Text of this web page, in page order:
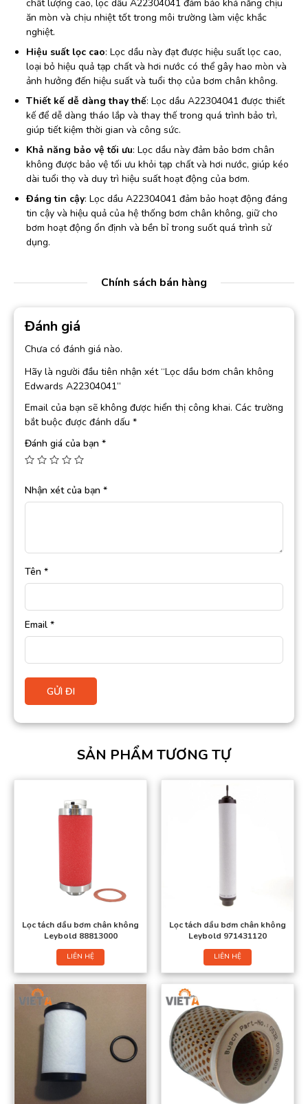
chất lượng cao, lọc dầu A22304041 đảm bảo khả năng chịu
ăn mòn và chịu nhiệt tốt trong môi trường làm việc khắc
nghiệt.
Hiệu suất lọc cao: Lọc dầu này đạt được hiệu suất lọc cao,
loại bỏ hiệu quả tạp chất và hơi nước có thể gây hao mòn và
ảnh hưởng đến hiệu suất và tuổi thọ của bơm chân không.
Thiết kế dễ dàng thay thế: Lọc dầu A22304041 được thiết
kế để dễ dàng tháo lắp và thay thế trong quá trình bảo trì,
giúp tiết kiệm thời gian và công sức.
Khả năng bảo vệ tối ưu: Lọc dầu này đảm bảo bơm chân
không được bảo vệ tối ưu khỏi tạp chất và hơi nước, giúp kéo
dài tuổi thọ và duy trì hiệu suất hoạt động của bơm.
Đáng tin cậy: Lọc dầu A22304041 đảm bảo hoạt động đáng
tin cậy và hiệu quả của hệ thống bơm chân không, giữ cho
bơm hoạt động ổn định và bền bỉ trong suốt quá trình sử
dụng.
Chính sách bán hàng
Đánh giá
Chưa có đánh giá nào.
Hãy là người đầu tiên nhận xét “Lọc dầu bơm chân không
Edwards A22304041”
Email của bạn sẽ không được hiển thị công khai. Các trường
bắt buộc được đánh dấu *
Đánh giá của bạn *
Nhận xét của bạn *
Tên *
Email *
SẢN PHẨM TƯƠNG TỰ
Lọc tách dầu bơm chân không
Leybold 88813000
LIÊN HỆ
Lọc tách dầu bơm chân không
Leybold 971431120
LIÊN HỆ